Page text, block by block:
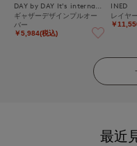
ギャザーデザインプルオー
バー
￥5,984(税込)
INED
レイヤ
￥
最近